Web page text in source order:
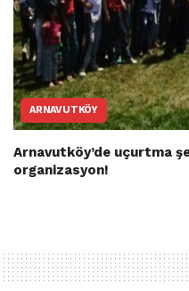
ARNAVUTKÖY
Arnavutköy’de uçurtma
organizasyon!